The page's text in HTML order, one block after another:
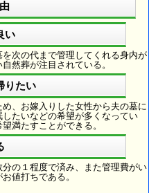
い
次の代まで管理してくれる身内が
然葬が注目されている。
りたい
、お嫁入りした女性から夫の墓に
たいなどの希望が多くなってい
満たすことができる。
の１程度で済み、また管理費がい
値打ちである。